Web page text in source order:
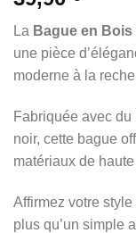
La Bague en
une pièce
moderne à la
Fabriquée avec du
noir, cette bague
matériaux de
Affirmez votre style
plus qu’un simple